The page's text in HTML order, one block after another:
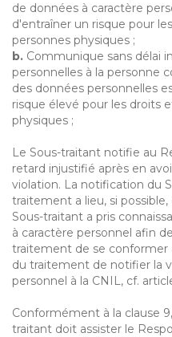
de données à caractère
d'entraîner un risque pour
personnes physiques ;
b. Communique sans délai
personnelles à la personne
des données personnelles
risque élevé pour les droits
physiques ;
Le Sous-traitant notifie au
retard injustifié après en
violation. La notification du
traitement a lieu, si
Sous-traitant a pris
à caractère personnel afin
traitement de se conformer
du traitement de notifier la
personnel à la CNIL, cf.
Conformément à la clause
traitant doit assister le